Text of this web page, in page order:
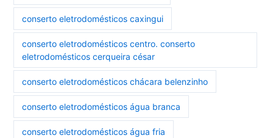
conserto eletrodomésticos caxingui
conserto eletrodomésticos centro. conserto
eletrodomésticos cerqueira césar
conserto eletrodomésticos chácara belenzinho
conserto eletrodomésticos água branca
conserto eletrodomésticos água fria